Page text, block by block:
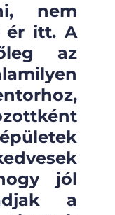
nem
ér itt. A
az
jól
a